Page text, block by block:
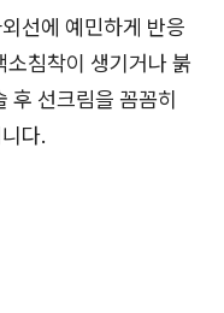
선에 예민하게 반응
침착이 생기거나 붉
후 선크림을 꼼꼼히
다.